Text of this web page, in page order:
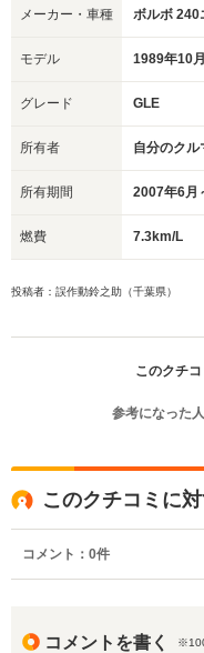
メーカー・車種 ボルボ 240
モデル 1989年10
グレード GLE
所有者 自分のクル
所有期間 2007年6月
燃費 7.3km/L
投稿者：誤作動鈴之助（千葉県）
このクチ
参考になった人
このクチコミに
コメント： 0件
コメントを書く